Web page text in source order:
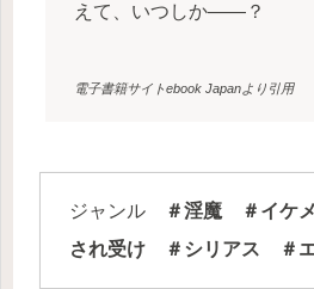
えて、いつしか――？
電子書籍サイトebook Japanより引用
ジャンル
＃淫魔 ＃イケ
され受け ＃シリアス ＃